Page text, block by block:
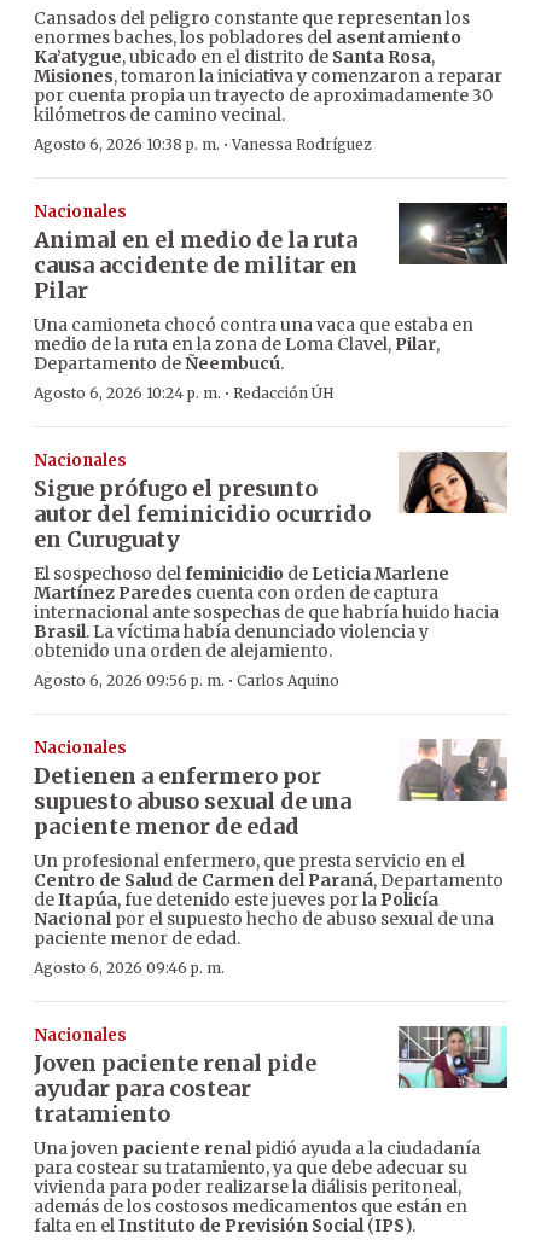
Cansados del peligro constante que representan los
enormes baches, los pobladores del asentamiento
Ka’atygue, ubicado en el distrito de Santa Rosa,
Misiones, tomaron la iniciativa y comenzaron a reparar
por cuenta propia un trayecto de aproximadamente 30
kilómetros de camino vecinal.
Agosto 6, 2026 10:38 p. m. ·Vanessa Rodríguez
Nacionales
Animal en el medio de la ruta
causa accidente de militar en
Pilar
Una camioneta chocó contra una vaca que estaba en
medio de la ruta en la zona de Loma Clavel, Pilar,
Departamento deÑeembucú.
Agosto 6, 2026 10:24 p. m. · Redacción ÚH
Nacionales
Sigue prófugo el presunto
autor del feminicidio ocurrido
en Curuguaty
El sospechoso delfeminicidio de Leticia Marlene
Martínez Paredes cuenta con orden de captura
internacional ante sospechas de que habría huido hacia
Brasil. La víctima había denunciado violencia y
obtenido una orden de alejamiento.
Agosto 6, 2026 09:56 p. m. · Carlos Aquino
Nacionales
Detienen a enfermero por
supuesto abuso sexual de una
paciente menor de edad
Un profesional enfermero, que presta servicio en el
Centro de Salud de Carmen del Paraná, Departamento
deItapúa, fue detenido este jueves por la Policía
Nacionalpor el supuesto hecho de abuso sexual de una
paciente menor de edad.
Agosto 6, 2026 09:46 p. m.
Nacionales
Joven paciente renal pide
ayudar para costear
tratamiento
Una joven paciente renalpidió ayuda a la ciudadanía
para costear su tratamiento, ya que debe adecuar su
vivienda para poder realizarse la diálisis peritoneal,
además de los costosos medicamentos que están en
falta en elInstituto de Previsión Social(IPS).